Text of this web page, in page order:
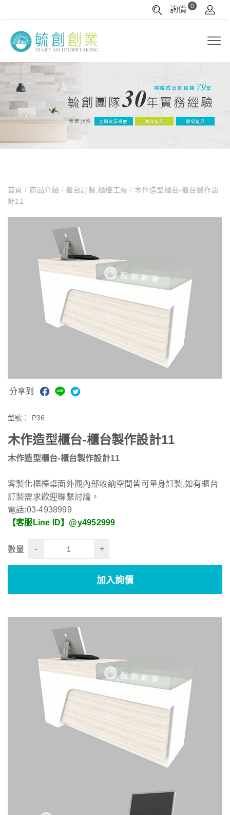
詢價 0
首頁/ 商品介紹 /櫃台訂製,櫃檯工廠 / 木作造型櫃台-櫃台製作設
計11
分享到
型號： P36
木作造型櫃台-櫃台製作設計11
木作造型櫃台-櫃台製作設計11
客製化櫃檯桌面外觀內部收納空間皆可量身訂製,如有櫃台
訂製需求歡迎聯繫討論。
電話:03-4938999
【客服Line ID】@y4952999
數量 - +
加入詢價